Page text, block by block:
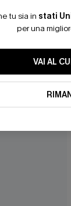
tu sia in stati
per una
VAI AL